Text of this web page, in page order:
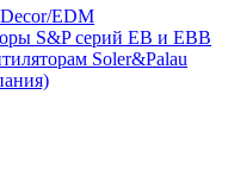
EDM
S&P серий EB и EBB
Soler&Palau